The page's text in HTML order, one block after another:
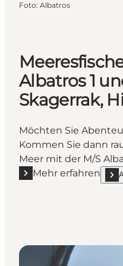
Foto: Albatros
Albatros 1
Skagerrak,
Möchten Sie
Kommen Sie dann
Meer mit der M/S
Mehr erfahren
Mehr erfahren